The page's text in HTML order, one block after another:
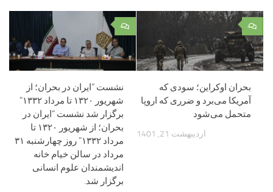
۰
نشست “ایران در بحران؛ از
شهریور ۱۳۲۰ تا مرداد ۱۳۳۲”
برگزار شد نشست “ایران در
بحران؛ از شهریور ۱۳۲۰ تا
مرداد ۱۳۳۲” روز چهارشنبه ۳۱
مرداد در سالن خیام خانه
اندیشمندان علوم انسانی
برگزار شد.
۰
بحران اوکراین؛ سودی که
آمریکا می‌برد و ضرری که اروپا
متحمل می‌شود
اردیبهشت 21, 1401